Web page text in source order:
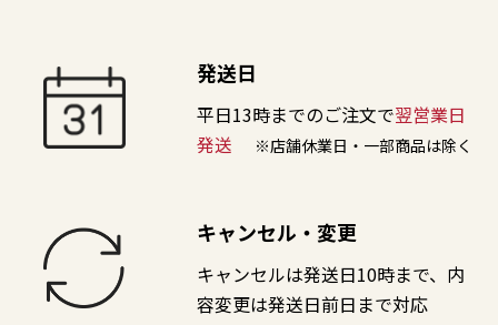
発送日
平日13時までのご注文で翌営業日
発送
※店舗休業日・一部商品は除く
キャンセル・変更
キャンセルは発送日10時まで、内
容変更は発送日前日まで対応